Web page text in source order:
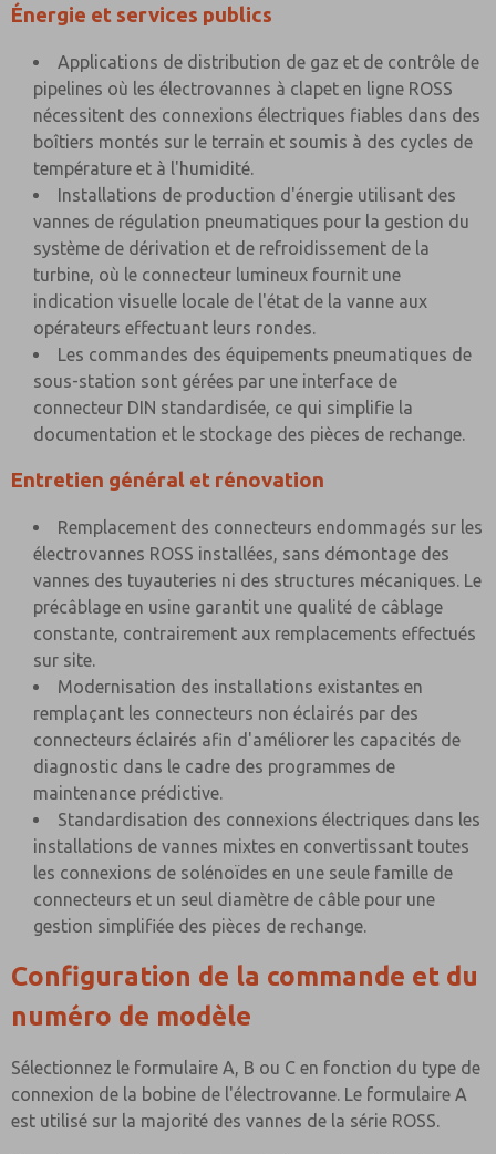
Énergie et services publics
Applications de distribution de gaz et de contrôle de
pipelines où les électrovannes à clapet en ligne ROSS
nécessitent des connexions électriques fiables dans des
boîtiers montés sur le terrain et soumis à des cycles de
température et à l'humidité.
Installations de production d'énergie utilisant des
vannes de régulation pneumatiques pour la gestion du
système de dérivation et de refroidissement de la
turbine, où le connecteur lumineux fournit une
indication visuelle locale de l'état de la vanne aux
opérateurs effectuant leurs rondes.
Les commandes des équipements pneumatiques de
sous-station sont gérées par une interface de
connecteur DIN standardisée, ce qui simplifie la
documentation et le stockage des pièces de rechange.
Entretien général et rénovation
Remplacement des connecteurs endommagés sur les
électrovannes ROSS installées, sans démontage des
vannes des tuyauteries ni des structures mécaniques. Le
précâblage en usine garantit une qualité de câblage
constante, contrairement aux remplacements effectués
sur site.
Modernisation des installations existantes en
remplaçant les connecteurs non éclairés par des
connecteurs éclairés afin d'améliorer les capacités de
diagnostic dans le cadre des programmes de
maintenance prédictive.
Standardisation des connexions électriques dans les
installations de vannes mixtes en convertissant toutes
les connexions de solénoïdes en une seule famille de
connecteurs et un seul diamètre de câble pour une
gestion simplifiée des pièces de rechange.
Configuration de la commande et du
numéro de modèle
Sélectionnez le formulaire A, B ou C en fonction du type de
connexion de la bobine de l'électrovanne. Le formulaire A
est utilisé sur la majorité des vannes de la série ROSS.